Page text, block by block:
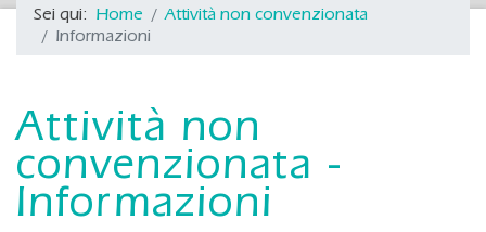
Sei qui: Home
Attività non convenzionata
Informazioni
Attività non
convenzionata -
Informazioni